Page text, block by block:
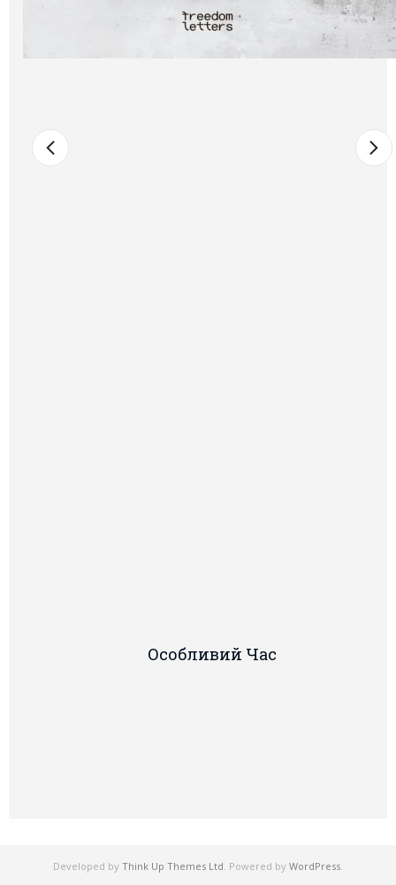
Особливий Час
Developed by Think Up Themes Ltd. Powered by WordPress.